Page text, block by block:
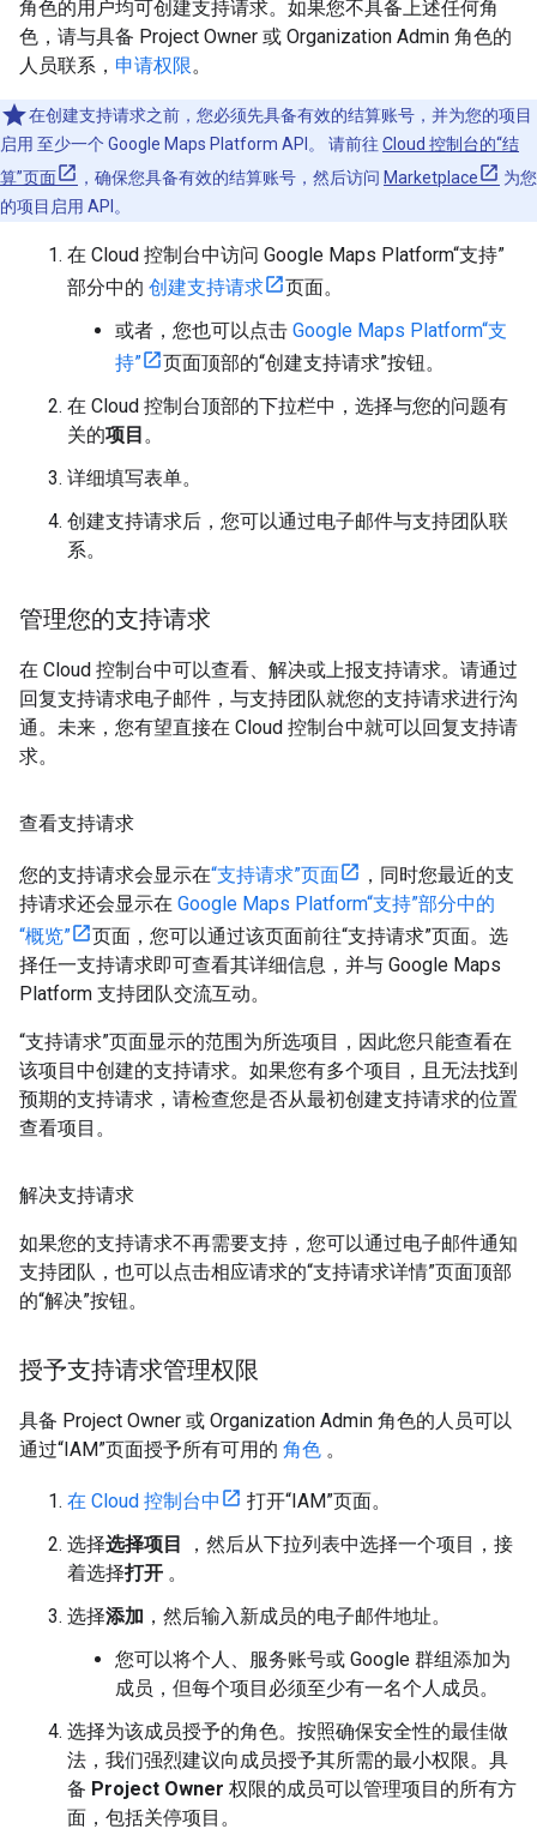
角色的用户均可创建支持请求。如果您不具备上述任何角
色，请与具备 Project Owner 或 Organization Admin 角色的
人员联系， 申请权限。
在创建支持请求之前，您必须先具备有效的结算账号，并为您的项目
启用 至少一个 Google Maps Platform API。 请前往 Cloud 控制台的“结
算”页面
，确保您具备有效的结算账号，然后访问 Marketplace
为您
的项目启用 API。
在 Cloud 控制台中访问 Google Maps Platform“支持”
部分中的 创建支持请求
页面。
或者，您也可以点击 Google Maps Platform“支
持”
页面顶部的“创建支持请求”按钮。
在 Cloud 控制台顶部的下拉栏中，选择与您的问题有
关的项目 。
详细填写表单。
创建支持请求后，您可以通过电子邮件与支持团队联
系。
管理您的支持请求
在 Cloud 控制台中可以查看、解决或上报支持请求。请通过
回复支持请求电子邮件，与支持团队就您的支持请求进行沟
通。未来，您有望直接在 Cloud 控制台中就可以回复支持请
求。
查看支持请求
您的支持请求会显示在“支持请求”页面
，同时您最近的支
持请求还会显示在 Google Maps Platform“支持”部分中的
“概览”
页面，您可以通过该页面前往“支持请求”页面。选
择任一支持请求即可查看其详细信息，并与 Google Maps
Platform 支持团队交流互动。
“支持请求”页面显示的范围为所选项目，因此您只能查看在
该项目中创建的支持请求。如果您有多个项目，且无法找到
预期的支持请求，请检查您是否从最初创建支持请求的位置
查看项目。
解决支持请求
如果您的支持请求不再需要支持，您可以通过电子邮件通知
支持团队，也可以点击相应请求的“支持请求详情”页面顶部
的“解决”按钮。
授予支持请求管理权限
具备 Project Owner 或 Organization Admin 角色的人员可以
通过“IAM”页面授予所有可用的 角色 。
在 Cloud 控制台中
打开“IAM”页面。
选择选择项目
，然后从下拉列表中选择一个项目，接
着选择打开 。
选择添加 ，然后输入新成员的电子邮件地址。
您可以将个人、服务账号或 Google 群组添加为
成员，但每个项目必须至少有一名个人成员。
选择为该成员授予的角色。按照确保安全性的最佳做
法，我们强烈建议向成员授予其所需的最小权限。具
备 Project Owner 权限的成员可以管理项目的所有方
面，包括关停项目。